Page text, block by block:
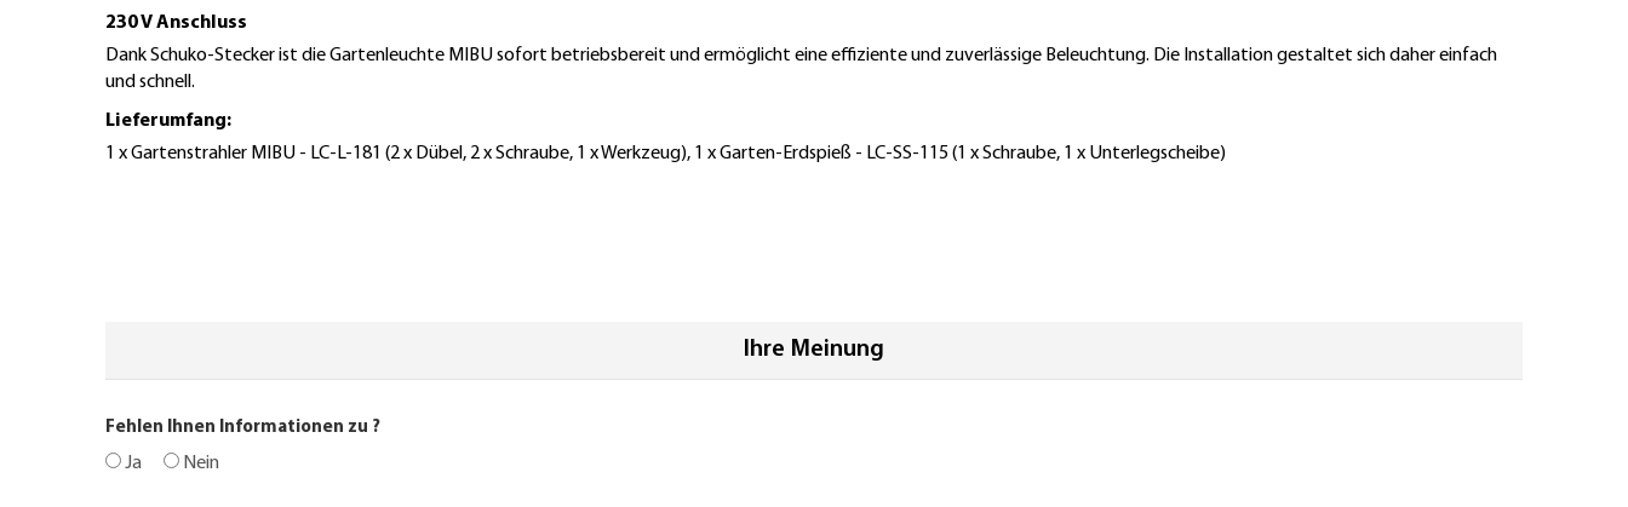
230 V Anschluss
Dank Schuko-Stecker ist die Gartenleuchte MIBU sofort betriebsbereit und ermöglicht eine effiziente und zuverlässige Beleuchtung. Die Installation gestaltet sich daher einfach
und schnell.
Lieferumfang:
1 x Gartenstrahler MIBU - LC-L-181 (2 x Dübel, 2 x Schraube, 1 x Werkzeug), 1 x Garten-Erdspieß - LC-SS-115 (1 x Schraube, 1 x Unterlegscheibe)
Ihre Meinung
Fehlen Ihnen Informationen zu ?
Ja Nein